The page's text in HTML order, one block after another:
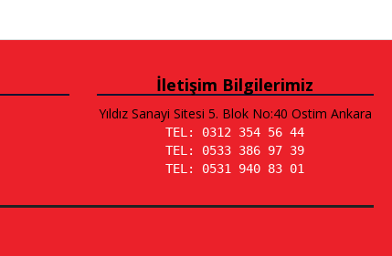
İletişim Bilgilerimiz
Yıldız Sanayi Sitesi 5. Blok No:40 Ostim Ankara
TEL: 0312 354 56 44
TEL: 0533 386 97 39
TEL: 0531 940 83 01